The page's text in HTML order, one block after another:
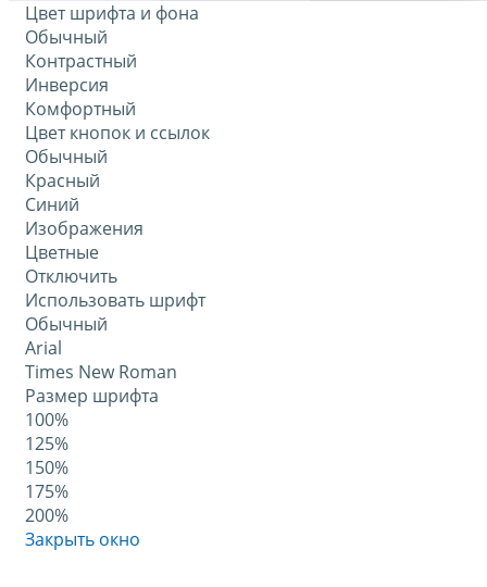
Цвет шрифта и фона
Обычный
Контрастный
Инверсия
Комфортный
Цвет кнопок и ссылок
Обычный
Красный
Синий
Изображения
Цветные
Отключить
Использовать шрифт
Обычный
Arial
Times New Roman
Размер шрифта
100%
125%
150%
175%
200%
Закрыть окно